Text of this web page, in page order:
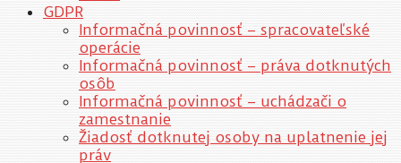
GDPR
Informačná povinnosť – spracovateľské
operácie
Informačná povinnosť – práva dotknutých
osôb
Informačná povinnosť – uchádzači o
zamestnanie
Žiadosť dotknutej osoby na uplatnenie jej
práv